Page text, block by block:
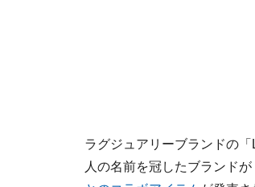
ラグジュアリーブランドの
人の名前を冠したブランドが